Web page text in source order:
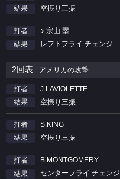
結果
空振り三振
打者
宗山 塁
結果
レフトフライ チェンジ
2回表 アメリカの攻撃
打者
J.LAVIOLETTE
結果
空振り三振
打者
S.KING
結果
空振り三振
打者
B.MONTGOMERY
結果
センターフライ チェンジ